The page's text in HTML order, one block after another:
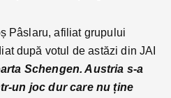
Pâslaru, afiliat grupului
după votul de astăzi din JAI
Schengen. Austria s-a
un joc dur care nu ține